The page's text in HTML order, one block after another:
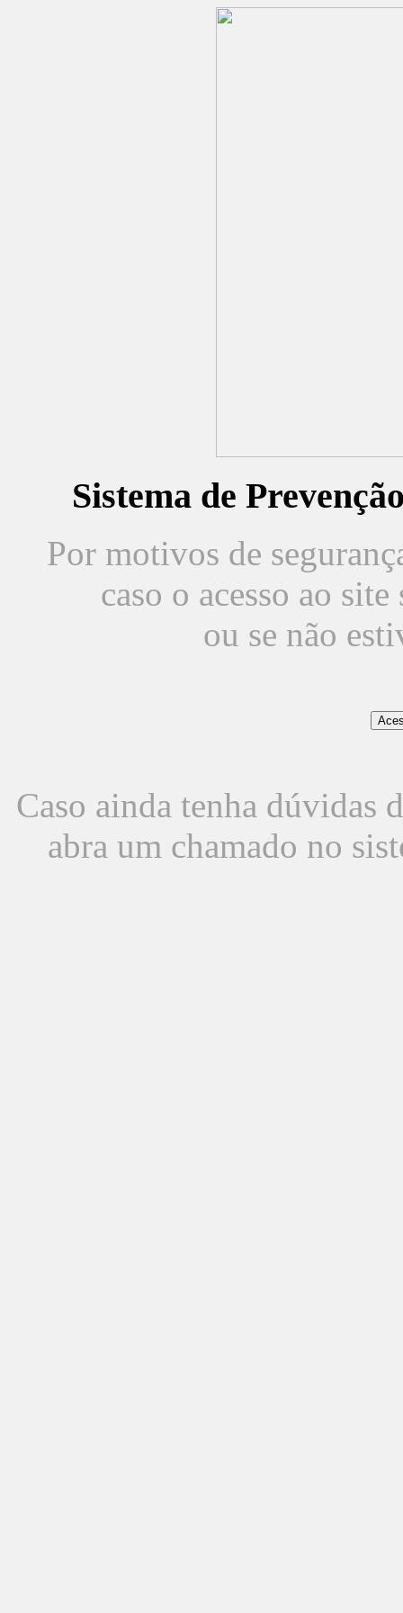
Sistema de
Por motivos de
caso o acesso ao
ou se não
Caso ainda tenha dúvidas
abra um chamado no